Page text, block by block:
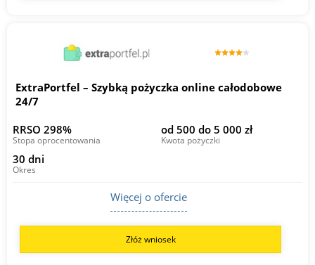
ExtraPortfel – Szybką pożyczka online całodobowe
24/7
RRSO 298%
Stopa oprocentowania
od 500 do 5 000 zł
Kwota pożyczki
30 dni
Okres
Więcej o ofercie
Złóż wniosek